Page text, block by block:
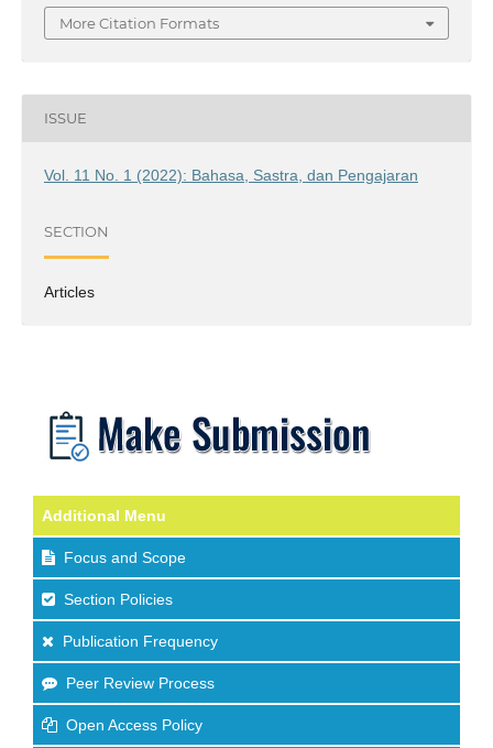
More Citation Formats
ISSUE
Vol. 11 No. 1 (2022): Bahasa, Sastra, dan Pengajaran
SECTION
Articles
Additional Menu
Focus and Scope
Section Policies
Publication Frequency
Peer Review Process
Open Access Policy